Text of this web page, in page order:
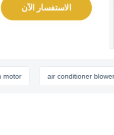
الاستفسار الآن
air conditioner blower